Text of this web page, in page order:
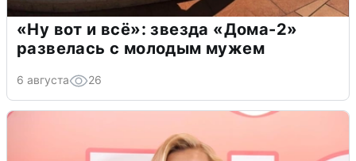
«Ну вот и всё»: звезда «Дома-2»
развелась с молодым мужем
6 августа 26